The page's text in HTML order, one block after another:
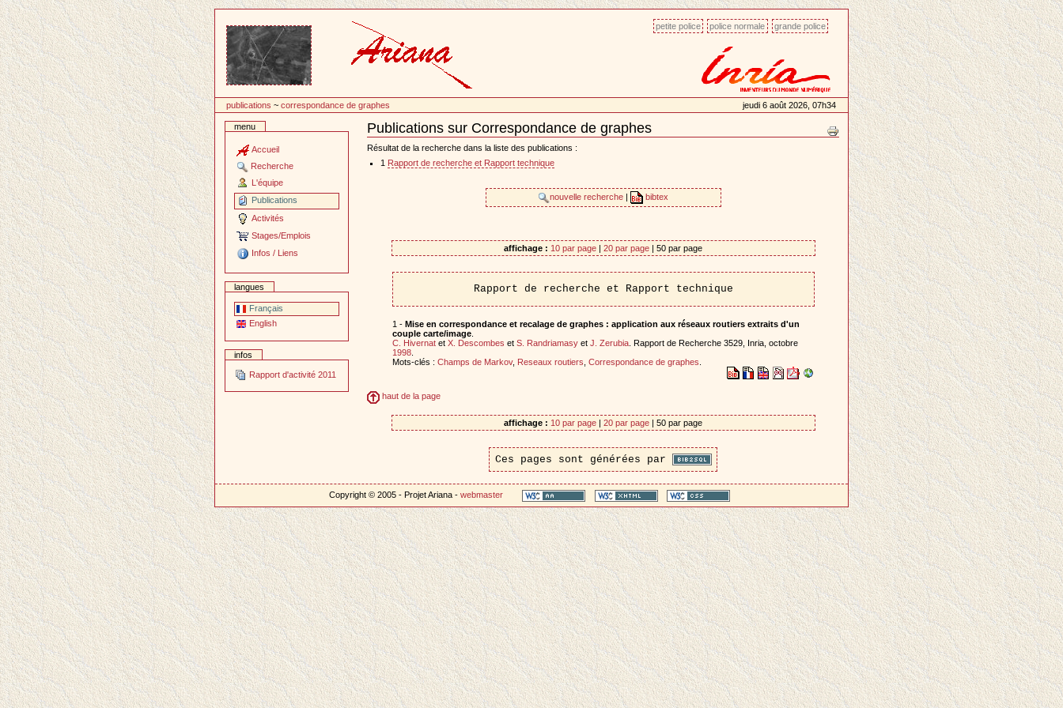
contenu
petite police police normale grande police
publications ~correspondance de graphes jeudi 6 août 2026, 07h34
menu
Accueil
Recherche
L'équipe
Publications
Activités
Stages/Emplois
Infos / Liens
langues
Français
English
infos
Rapport d'activité 2011
Publications sur Correspondance de graphes
Document
Actions
Résultat de la recherche dans la liste des publications :
1
Rapport de recherche et Rapport technique
nouvelle recherche bibtex
affichage : 10 par page | 20 par page | 50 par page
Rapport de recherche et Rapport technique
1 - Mise en correspondance et recalage de graphes : application aux réseaux routiers extraits d'un
couple carte/image.
C. Hivernatet X. Descombes et S. Randriamasyet J. Zerubia. Rapport de Recherche 3529, Inria, octobre
1998.
Mots-clés : Champs de Markov, Reseaux routiers Correspondance de graphes
haut de la page
affichage : 10 par page | 20 par page | 50 par page
Ces pages sont générées par
Copyright © 2005 - Projet Ariana -webmaster